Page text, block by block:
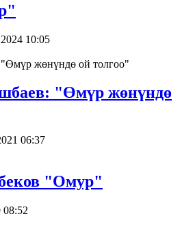
10:05
"Өмүр жөнүндө
06:37
"Омур"